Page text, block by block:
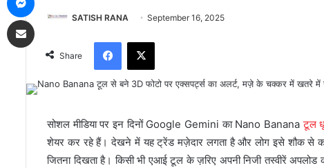
SATISH RANA September 16, 2025
Share
Facebook
X
सोशल मीडिया पर इन दिनों Google Gemini का Nano Bananaटूल
शेयर कर रहे हैं। देखने में यह ट्रेंड मज़ेदार लगता है और लोग इसे शौक से कर
जितना दिखता है। किसी भी एआई टूल के ज़रिए अपनी निजी तस्वीरें
Share via Email